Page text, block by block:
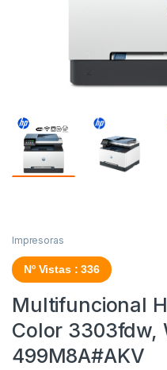
Impresoras
Nº Vistas : 336
Multifuncional
Color 3303fdw,
499M8A#AKV